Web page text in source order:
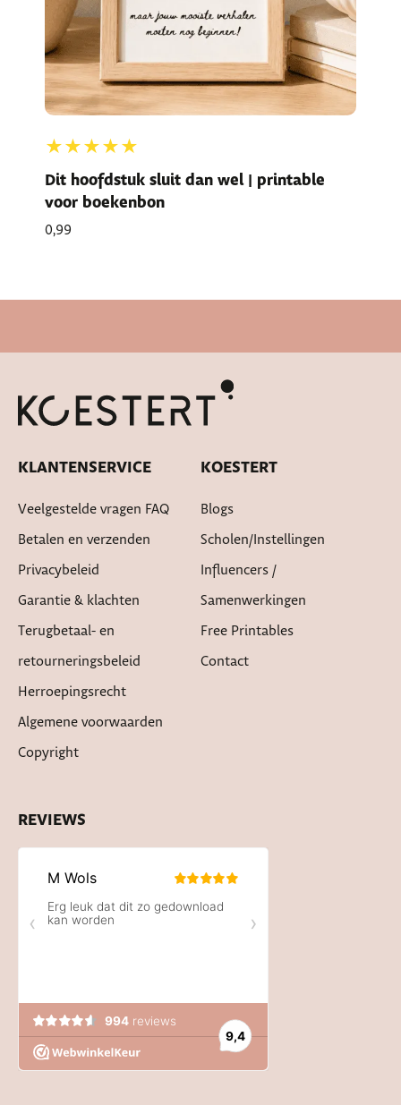
★★★★★
Dit hoofdstuk sluit dan wel | printable
voor boekenbon
0,99
KLANTENSERVICE
Veelgestelde vragen FAQ
Betalen en verzenden
Privacybeleid
Garantie & klachten
Terugbetaal- en
retourneringsbeleid
Herroepingsrecht
Algemene voorwaarden
Copyright
KOESTERT
Blogs
Scholen/instellingen
Influencers /
Samenwerkingen
Free Printables
Contact
REVIEWS